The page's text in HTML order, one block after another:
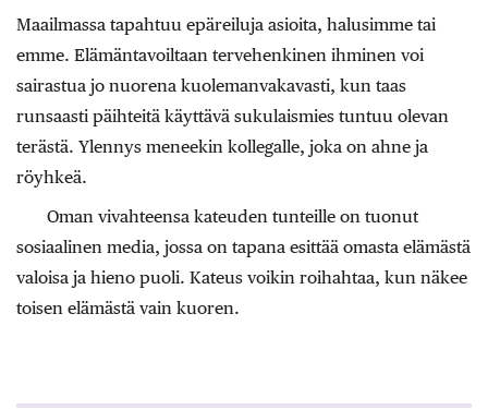
Maailmassa tapahtuu epäreiluja asioita, halusimme tai
emme. Elämäntavoiltaan tervehenkinen ihminen voi
sairastua jo nuorena kuolemanvakavasti, kun taas
runsaasti päihteitä käyttävä sukulaismies tuntuu olevan
terästä. Ylennys meneekin kollegalle, joka on ahne ja
röyhkeä.
Oman vivahteensa kateuden tunteille on tuonut
sosiaalinen media, jossa on tapana esittää omasta elämästä
valoisa ja hieno puoli. Kateus voikin roihahtaa, kun näkee
toisen elämästä vain kuoren.